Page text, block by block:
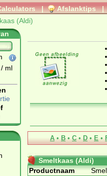
| Afslanktips |
(Aldi)
ml
A • B • C • D • E •
Smeltkaas (Aldi)
Productnaam